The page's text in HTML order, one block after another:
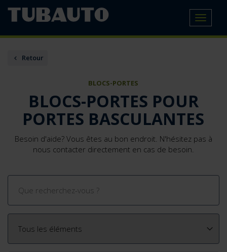
Toggle
Retour
BLOCS-PORTES
BLOCS-PORTES POUR
PORTES BASCULANTES
Besoin d'aide? Vous êtes au bon endroit. N'hésitez pas à
nous contacter directement en cas de besoin.